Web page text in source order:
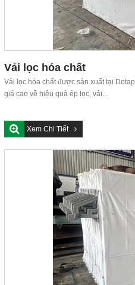
Vải lọc hóa chất
Vải lọc hóa chất được sản xuất tại
giá cao về hiệu quả ép lọc, vải...
Xem Chi Tiết